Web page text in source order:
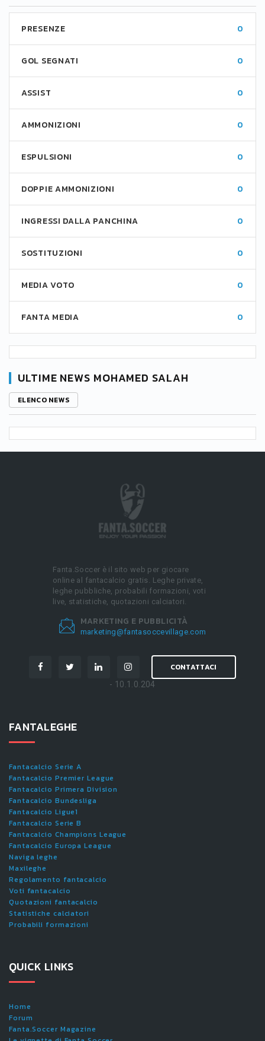
PRESENZE 0
GOL SEGNATI 0
ASSIST 0
AMMONIZIONI 0
ESPULSIONI 0
DOPPIE AMMONIZIONI 0
INGRESSI DALLA PANCHINA 0
SOSTITUZIONI 0
MEDIA VOTO 0
FANTA MEDIA 0
ULTIME NEWS MOHAMED SALAH
ELENCO NEWS
Fanta.Soccer è il sito web per giocare
online al fantacalcio gratis. Leghe private,
leghe pubbliche, probabili formazioni, voti
live, statistiche, quotazioni calciatori.
MARKETING E PUBBLICITÀ
marketing@fantasoccevillage.com
CONTATTACI
- 10.1.0.204
FANTALEGHE
Fantacalcio Serie A
Fantacalcio Premier League
Fantacalcio Primera Division
Fantacalcio Bundesliga
Fantacalcio Ligue1
Fantacalcio Serie B
Fantacalcio Champions League
Fantacalcio Europa League
Naviga leghe
Maxileghe
Regolamento fantacalcio
Voti fantacalcio
Quotazioni fantacalcio
Statistiche calciatori
Probabili formazioni
QUICK LINKS
Home
Forum
Fanta.Soccer Magazine